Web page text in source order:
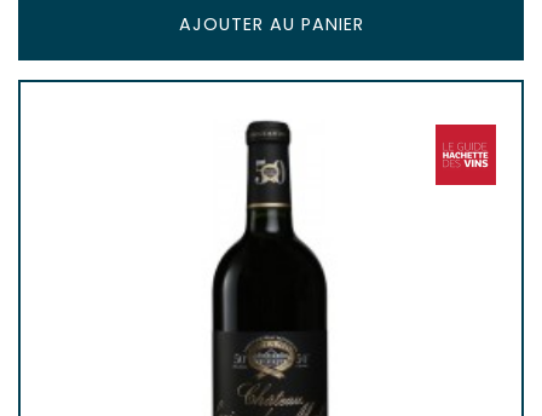
AJOUTER AU PANIER